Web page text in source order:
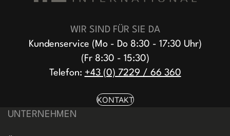
WIR SIND FÜR SIE DA
Kundenservice (Mo - Do 8:30 - 17:30 Uhr)
(Fr 8:30 - 15:30)
Telefon: +43 (0) 7229 / 66 360
KONTAKT
UNTERNEHMEN